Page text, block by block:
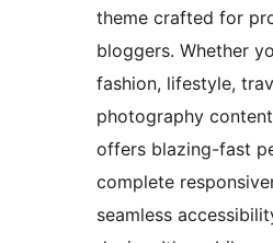
theme crafted for
bloggers. Whether
fashion, lifestyle,
photography
offers blazing-fast
complete
seamless